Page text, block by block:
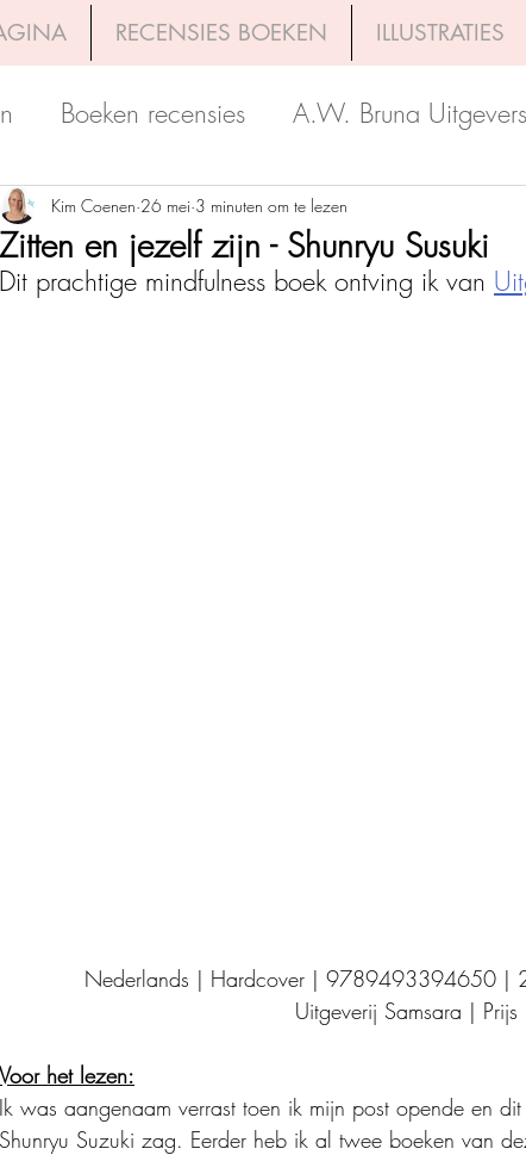
RECENSIES BOEKEN ILLUSTRATIES
Boeken recensies A.W. Bruna Uitgevers
Pelckmans Boekerij Uitgeverij Luitingh-
Uitgevers
Zitten en jezelf zijn - Shunryu Susuki
Kim Coenen 26 mei 3 minuten om te lezen
Dit prachtige mindfulness boek ontving ik van
Nederlands | Hardcover | 9789493394650 |
Uitgeverij Samsara |
Voor het lezen:
Ik was aangenaam verrast toen ik mijn post opende en
Shunryu Suzuki zag. Eerder heb ik al twee boeken van